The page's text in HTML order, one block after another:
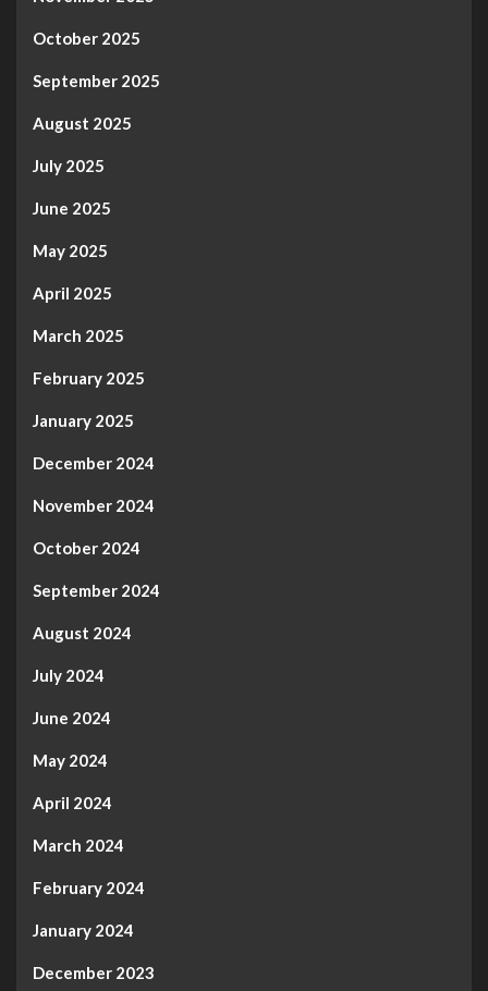
October 2025
September 2025
August 2025
July 2025
June 2025
May 2025
April 2025
March 2025
February 2025
January 2025
December 2024
November 2024
October 2024
September 2024
August 2024
July 2024
June 2024
May 2024
April 2024
March 2024
February 2024
January 2024
December 2023